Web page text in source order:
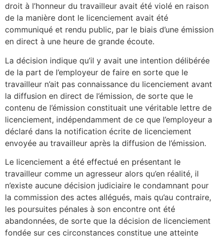
droit à l’honneur du travailleur avait été violé en raison
de la manière dont le licenciement avait été
communiqué et rendu public, par le biais d’une émission
en direct à une heure de grande écoute.
La décision indique qu’il y avait une intention délibérée
de la part de l’employeur de faire en sorte que le
travailleur n’ait pas connaissance du licenciement avant
la diffusion en direct de l’émission, de sorte que le
contenu de l’émission constituait une véritable lettre de
licenciement, indépendamment de ce que l’employeur a
déclaré dans la notification écrite de licenciement
envoyée au travailleur après la diffusion de l’émission.
Le licenciement a été effectué en présentant le
travailleur comme un agresseur alors qu’en réalité, il
n’existe aucune décision judiciaire le condamnant pour
la commission des actes allégués, mais qu’au contraire,
les poursuites pénales à son encontre ont été
abandonnées, de sorte que la décision de licenciement
fondée sur ces circonstances constitue une atteinte